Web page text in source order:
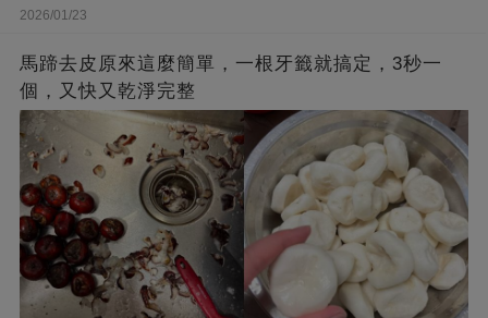
2026/01/23
馬蹄去皮原來這麼簡單，一根牙籤就搞定，3秒一
個，又快又乾淨完整